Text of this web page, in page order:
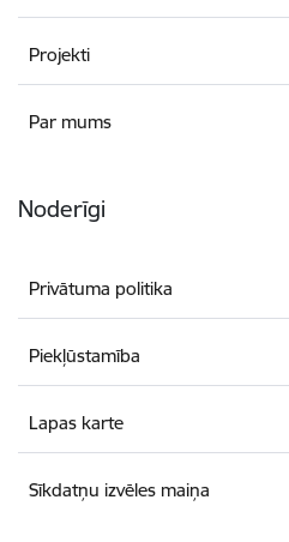
Projekti
Par mums
Noderīgi
Privātuma politika
Piekļūstamība
Lapas karte
Sīkdatņu izvēles maiņa